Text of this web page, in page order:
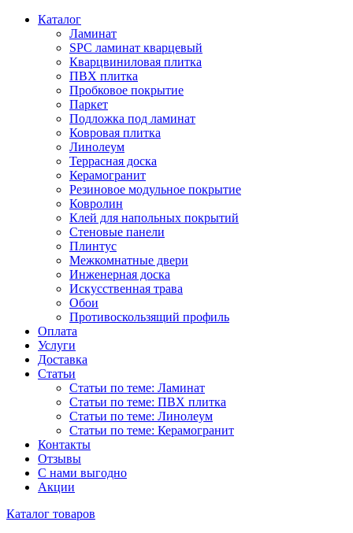
Каталог
Ламинат
SPC ламинат кварцевый
Кварцвиниловая плитка
ПВХ плитка
Пробковое покрытие
Паркет
Подложка под ламинат
Ковровая плитка
Линолеум
Террасная доска
Керамогранит
Резиновое модульное покрытие
Ковролин
Клей для напольных покрытий
Стеновые панели
Плинтус
Межкомнатные двери
Инженерная доска
Искусственная трава
Обои
Противоскользящий профиль
Оплата
Услуги
Доставка
Статьи
Статьи по теме: Ламинат
Статьи по теме: ПВХ плитка
Статьи по теме: Линолеум
Статьи по теме: Керамогранит
Контакты
Отзывы
С нами выгодно
Акции
Каталог товаров